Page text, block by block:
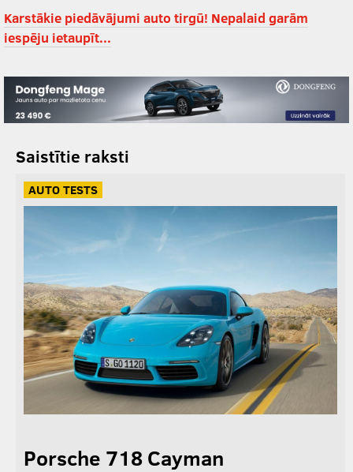
Karstākie piedāvājumi auto tirgū! Nepalaid garām
iespēju ietaupīt...
Saistītie raksti
AUTO TESTS
Porsche 718 Cayman